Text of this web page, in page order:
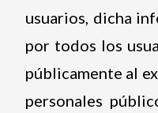
usuarios, dicha
por todos los
públicamente al
personales